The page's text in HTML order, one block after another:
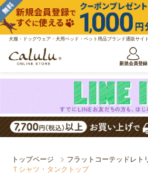
犬服・ドッグウェア・犬用ベッド・ペット用品ブランド通販サイ
新規会員登録
トップページ
フラットコーテッドレト
Ｔシャツ・タンクトップ